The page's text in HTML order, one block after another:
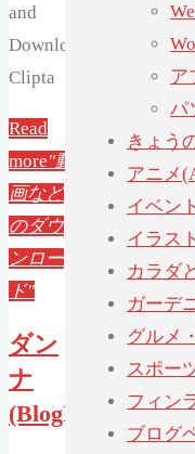
and
Downloader:
Clipta
Read
more"動
画など
のダウ
ンロー
ド"
ダン
ナ
(BlogPet)
ア
パ
きょう
アニメ
イベン
イラス
カラダ
ガーデ
グルメ
スポー
フィン
ブログ